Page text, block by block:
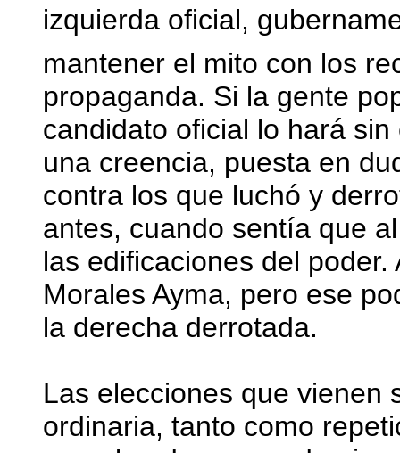
izquierda oficial,
mantener el mito con los
propaganda. Si la gente
candidato oficial lo hará
una creencia, puesta en
contra los que luchó y
antes, cuando sentía que
las edificaciones del
Morales Ayma, pero ese
la derecha derrotada.
Las elecciones que vienen
ordinaria, tanto como